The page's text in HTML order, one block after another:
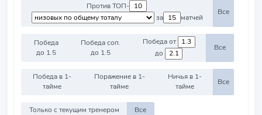
Против ТОП-
за
матчей
Все
Победа
до 1.5
Победа соп.
до 1.5
Победа от
до
Все
Победа в 1-
тайме
Поражение в 1-
тайме
Ничья в 1-
тайме
Все
Только с текущим тренером Все